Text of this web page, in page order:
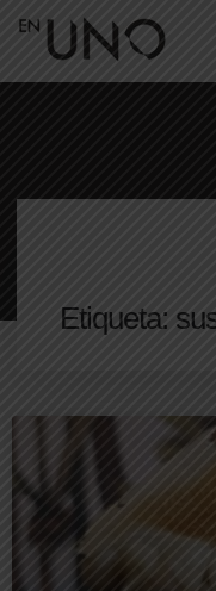
Etiqueta: